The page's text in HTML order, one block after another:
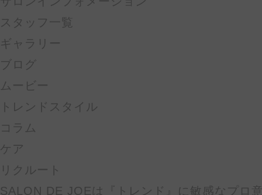
スタッフ一覧
ギャラリー
ブログ
ムービー
トレンドスタイル
コラム
ケア
リクルート
SALON DE JOEは『トレンド』に敏感なプロ